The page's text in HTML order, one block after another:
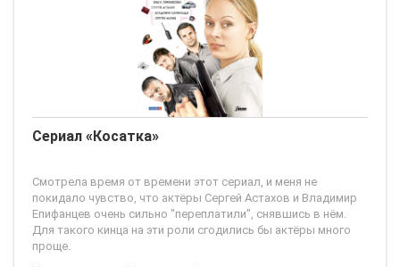
Сериал «Косатка»
Смотрела время от времени этот сериал, и меня не
покидало чувство, что актёры Сергей Астахов и Владимир
Епифанцев очень сильно "переплатили", снявшись в нём.
Для такого кинца на эти роли сгодились бы актёры много
проще.